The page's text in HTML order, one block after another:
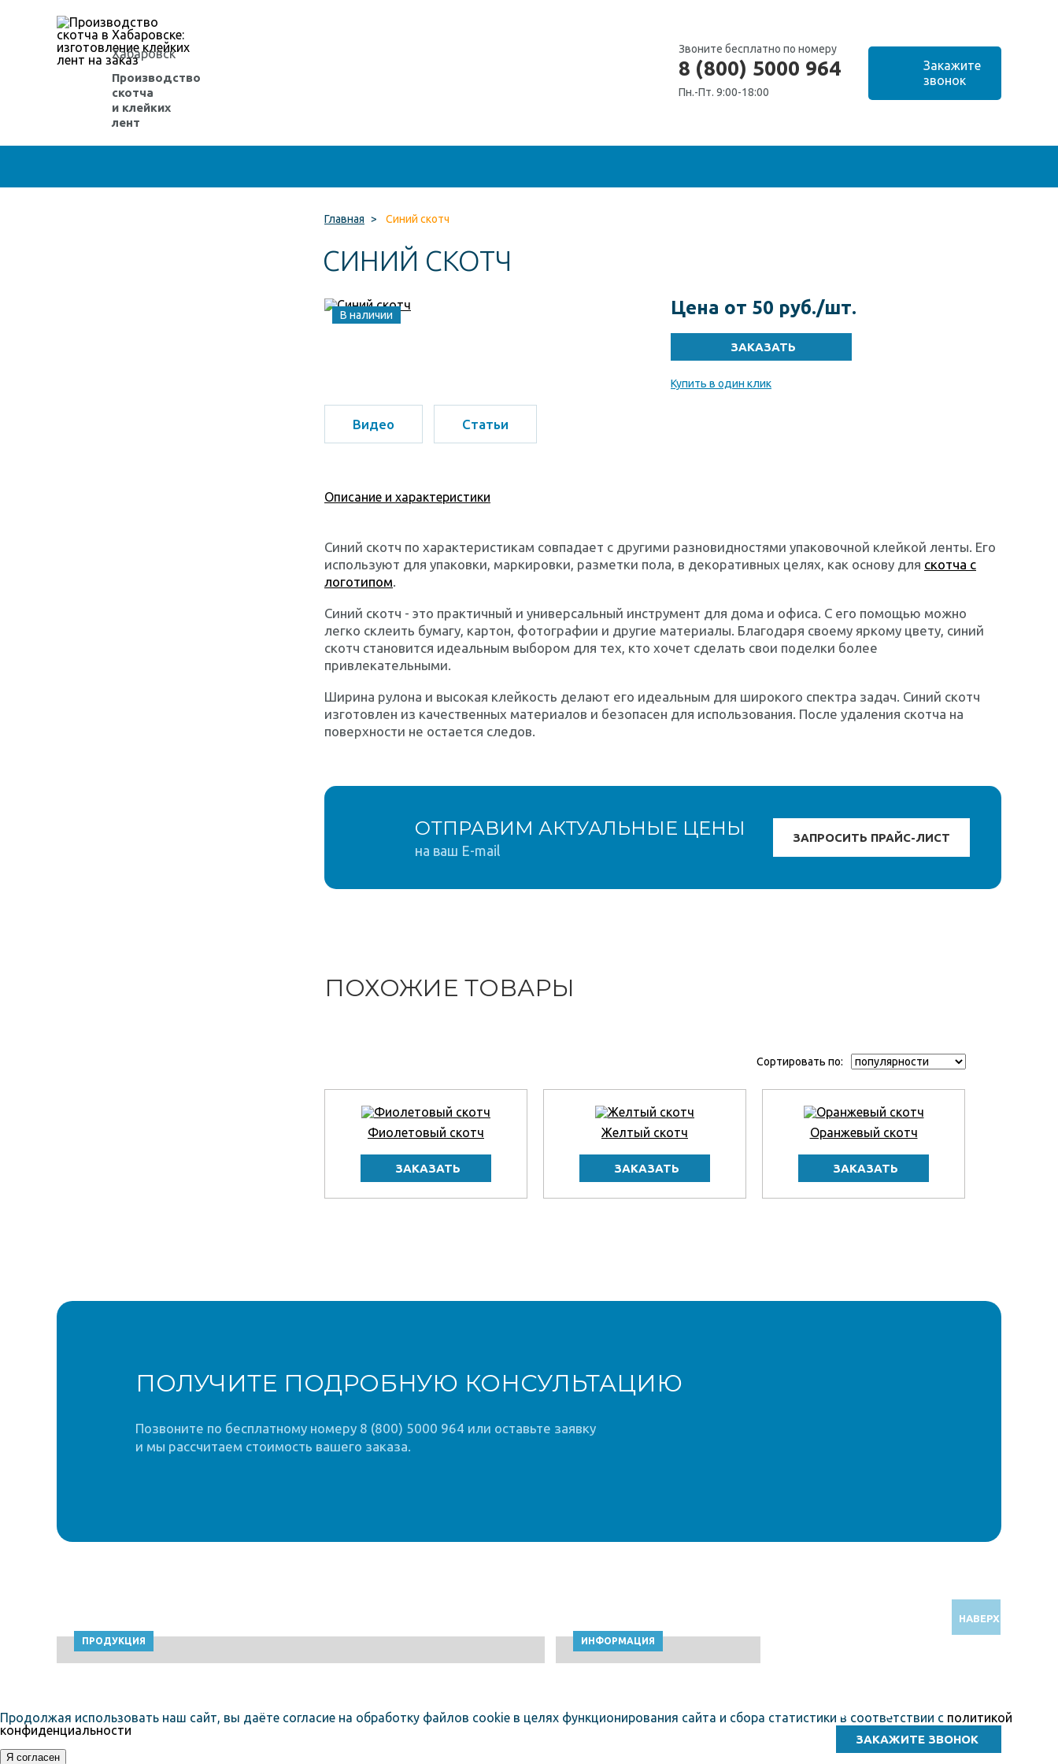
Хабаровск
Производство
скотча
и клейких
лент
Звоните бесплатно по номеру
8 (800) 5000 964
Пн.-Пт. 9:00-18:00
Главная > Синий скотч
СИНИЙ СКОТЧ
В наличии Цена от 50 руб./шт.
Купить в один клик
Видео Статьи
Описание и характеристики
Синий скотч по характеристикам совпадает с другими разновидностями упаковочной клейкой ленты. Его
используют для упаковки, маркировки, разметки пола, в декоративных целях, как основу для скотча с
логотипом.
Синий скотч - это практичный и универсальный инструмент для дома и офиса. С его помощью можно
легко склеить бумагу, картон, фотографии и другие материалы. Благодаря своему яркому цвету, синий
скотч становится идеальным выбором для тех, кто хочет сделать свои поделки более
привлекательными.
Ширина рулона и высокая клейкость делают его идеальным для широкого спектра задач. Синий скотч
изготовлен из качественных материалов и безопасен для использования. После удаления скотча на
поверхности не остается следов.
ОТПРАВИМ АКТУАЛЬНЫЕ ЦЕНЫ
на ваш E-mail
ПОХОЖИЕ ТОВАРЫ
Сортировать по:
Фиолетовый скотч Желтый скотч Оранжевый скотч
ПОЛУЧИТЕ ПОДРОБНУЮ КОНСУЛЬТАЦИЮ
Позвоните по бесплатному номеру 8 (800) 5000 964 или оставьте заявку
и мы рассчитаем стоимость вашего заказа.
НАВЕРХ
ПРОДУКЦИЯ ИНФОРМАЦИЯ
Продолжая использовать наш сайт, вы даёте согласие на обработку файлов cookie в целях функционирования сайта и сбора статистики в соответствии с политикой
конфиденциальности
Я согласен